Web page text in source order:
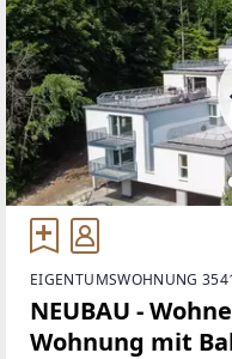
EIGENTUMSWOHNUNG
NEUBAU -
Wohnung mit